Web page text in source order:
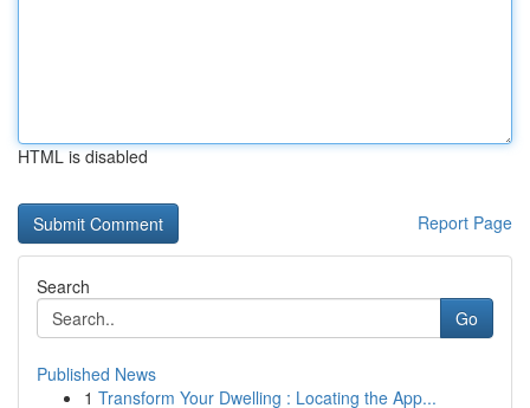
HTML is disabled
Report Page
Search
Go
Published News
1 Transform Your Dwelling : Locating the App...